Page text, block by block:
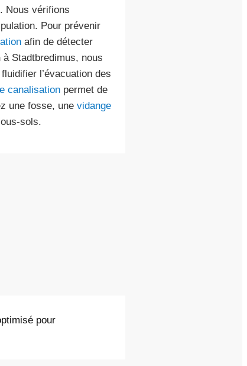
Nous vérifions
Pour prévenir
afin de détecter
Stadtbredimus, nous
l’évacuation des
canalisationpermet de
une fosse, une vidange
sols.
pour